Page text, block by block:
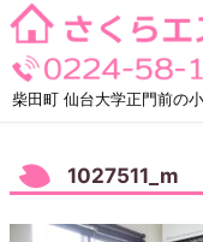
Skip
to
content
柴田町 仙台大学正門前の
1027511_m